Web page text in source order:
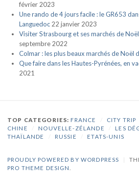
février 2023
Une rando de 4 jours facile : le GR653
Languedoc 22 janvier 2023
Visiter Strasbourg et ses marchés de
septembre 2022
Colmar : les plus beaux marchés de Noël
Que faire dans les Hautes-Pyrénées, en
2021
TOP CATEGORIES:FRANCE CITY TRIP
CHINE
NOUVELLE-ZÉLANDE LES
THAÏLANDE
RUSSIE ETATS-UNIS
PROUDLY POWERED BY WORDPRESS
PRO THEME DESIGN